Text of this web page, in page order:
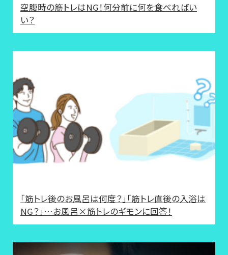
空腹時の筋トレはNG！何分前に何を食べればい
い？
「筋トレ後のお風呂は何度？」「筋トレ直後の入浴は
NG？」…お風呂×筋トレのギモンに回答！